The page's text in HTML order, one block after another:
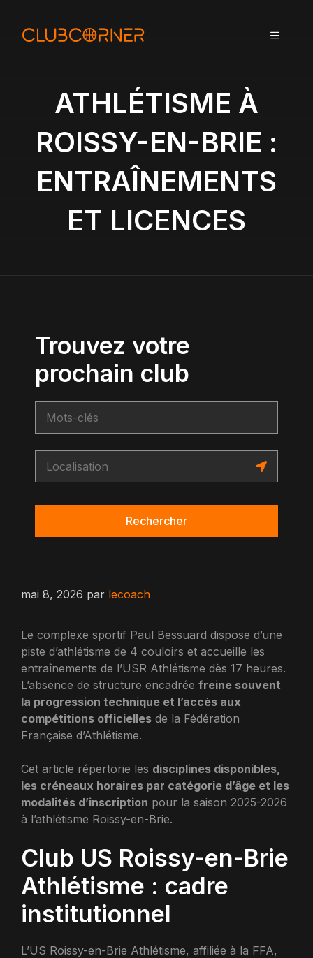
MENU
ATHLÉTISME À
ROISSY-EN-BRIE :
ENTRAÎNEMENTS
ET LICENCES
Trouvez votre
prochain club
Rechercher
mai 8, 2026 par lecoach
Le complexe sportif Paul Bessuard dispose d’une
piste d’athlétisme de 4 couloirs et accueille les
entraînements de l’USR Athlétisme dès 17 heures.
L’absence de structure encadrée freine souvent
la progression technique et l’accès aux
compétitions officielles de la Fédération
Française d’Athlétisme.
Cet article répertorie les disciplines disponibles,
les créneaux horaires par catégorie d’âge et les
modalités d’inscription pour la saison 2025-2026
à l’athlétisme Roissy-en-Brie.
Club US Roissy-en-Brie
Athlétisme : cadre
institutionnel
L’US Roissy-en-Brie Athlétisme, affiliée à la FFA,